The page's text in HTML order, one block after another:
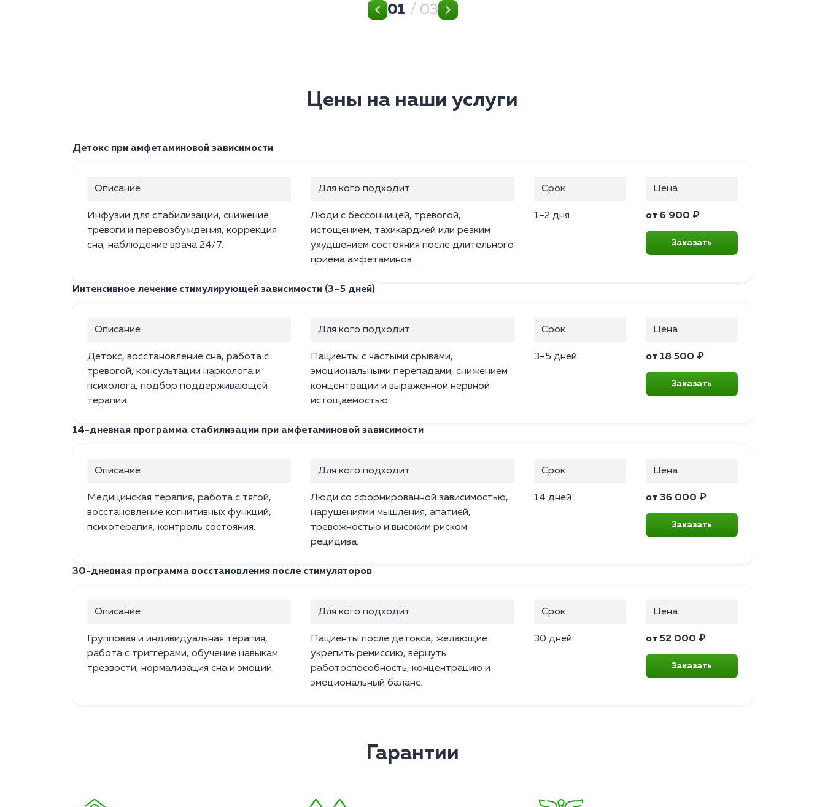
01 / 03
Цены на наши услуги
Детокс при амфетаминовой зависимости
Описание
Инфузии для стабилизации, снижение
тревоги и перевозбуждения, коррекция
сна, наблюдение врача 24/7.
Для кого подходит
Люди с бессонницей, тревогой,
истощением, тахикардией или резким
ухудшением состояния после длительного
приёма амфетаминов.
Срок
1–2 дня
Цена
от 6 900 ₽
Заказать
Интенсивное лечение стимулирующей зависимости (3–5 дней)
Описание
Детокс, восстановление сна, работа с
тревогой, консультации нарколога и
психолога, подбор поддерживающей
терапии.
Для кого подходит
Пациенты с частыми срывами,
эмоциональными перепадами, снижением
концентрации и выраженной нервной
истощаемостью.
Срок
3–5 дней
Цена
от 18 500 ₽
Заказать
14-дневная программа стабилизации при амфетаминовой зависимости
Описание
Медицинская терапия, работа с тягой,
восстановление когнитивных функций,
психотерапия, контроль состояния.
Для кого подходит
Люди со сформированной зависимостью,
нарушениями мышления, апатией,
тревожностью и высоким риском
рецидива.
Срок
14 дней
Цена
от 36 000 ₽
Заказать
30-дневная программа восстановления после стимуляторов
Описание
Групповая и индивидуальная терапия,
работа с триггерами, обучение навыкам
трезвости, нормализация сна и эмоций.
Для кого подходит
Пациенты после детокса, желающие
укрепить ремиссию, вернуть
работоспособность, концентрацию и
эмоциональный баланс.
Срок
30 дней
Цена
от 52 000 ₽
Заказать
Гарантии